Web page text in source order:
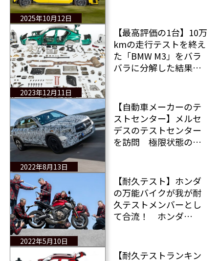
2025年10月12日
グ！
2023年12月11日
【最高評価の1台】10万
kmの走行テストを終え
た「BMW M3」をバラ
バラに分解した結果と
2022年8月13日
【自動車メーカーのテ
ストセンター】メルセ
デスのテストセンター
を訪問 極限状態の自
2022年5月10日
【耐久テスト】ホンダ
の万能バイクが我が耐
久テストメンバーとし
て合流！ ホンダ
のか？
【耐久テストランキン